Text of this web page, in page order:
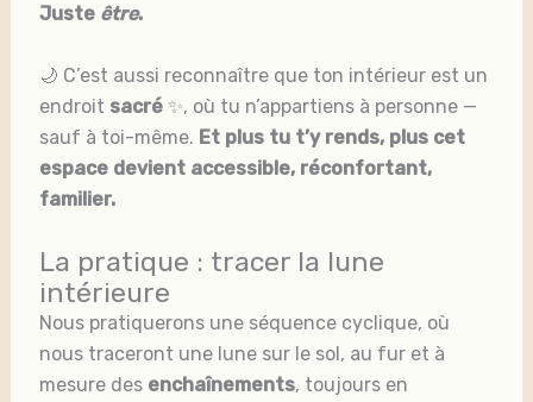
Juste être.
🌙 C’est aussi reconnaître que ton intérieur est un
endroit sacré ✨, où tu n’appartiens à personne —
sauf à toi-même. Et plus tu t’y rends, plus cet
espace devient accessible, réconfortant,
familier.
La pratique : tracer la lune
intérieure
Nous pratiquerons une séquence cyclique, où
nous traceront une lune sur le sol, au fur et à
mesure des enchaînements, toujours en